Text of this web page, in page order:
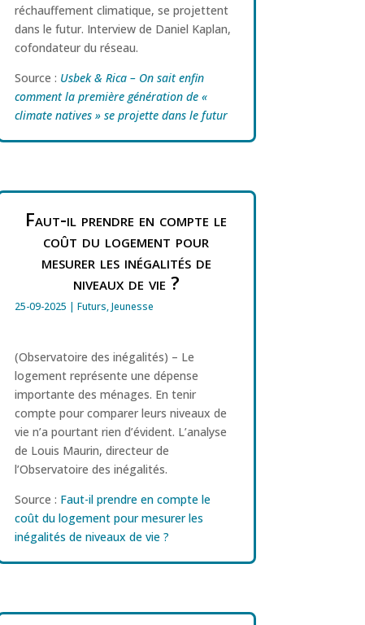
réchauffement climatique, se projettent
dans le futur. Interview de Daniel Kaplan,
cofondateur du réseau.
Source : Usbek & Rica – On sait enfin
comment la première génération de «
climate natives » se projette dans le futur
Faut-il prendre en compte le
coût du logement pour
mesurer les inégalités de
niveaux de vie ?
25-09-2025 | Futurs,Jeunesse
(Observatoire des inégalités) – Le
logement représente une dépense
importante des ménages. En tenir
compte pour comparer leurs niveaux de
vie n’a pourtant rien d’évident. L’analyse
de Louis Maurin, directeur de
l’Observatoire des inégalités.
Source : Faut-il prendre en compte le
coût du logement pour mesurer les
inégalités de niveaux de vie ?